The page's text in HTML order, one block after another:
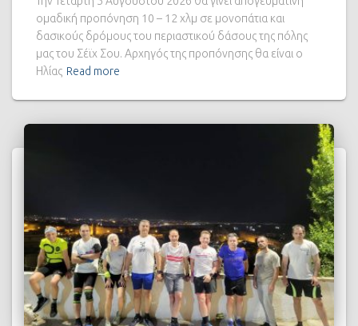
ομαδική προπόνηση 10 – 12 χλμ σε μονοπάτια και
δασικούς δρόμους του περιαστικού δάσους της πόλης
μας του Σέϊχ Σου. Αρχηγός της προπόνησης θα είναι ο
Ηλίας Read more